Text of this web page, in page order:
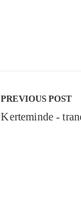
PREVIOUS POST
Kerteminde -